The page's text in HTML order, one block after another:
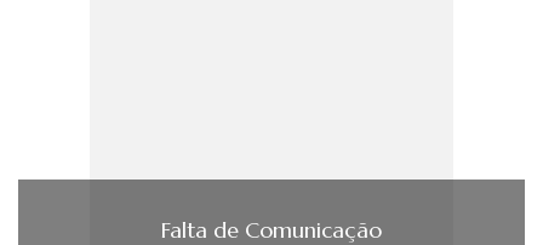
Falta de Comunicação